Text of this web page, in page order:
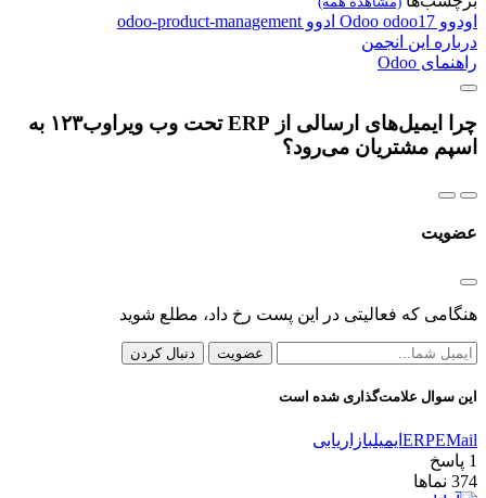
اودوو Odoo odoo17 ادوو odoo-product-management
درباره این انجمن
راهنمای Odoo
چرا ایمیل‌های ارسالی از ERP تحت وب ویراوب۱۲۳ به
اسپم مشتریان می‌رود؟
عضویت
هنگامی که فعالیتی در این پست رخ داد، مطلع شوید
عضویت دنبال کردن
این سوال علامت‌گذاری شده است
ERPEMail ایمیلبازاریابی
1 پاسخ
374 نماها